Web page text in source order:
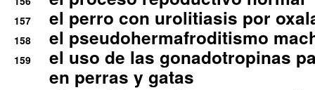
157 el perro con urolitiasis por
158 el pseudohermafroditismo
159
el uso de las gonadotropinas
en perras y gatas